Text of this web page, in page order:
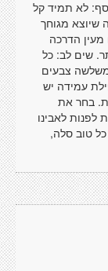
לא תמיד קל
מגוחך
הדרכה
שים לב: כל
צבעים
עמידה יש
בחר את
לאבינו
טוב סלה,